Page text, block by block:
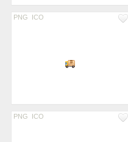
PNG ICO
PNG ICO